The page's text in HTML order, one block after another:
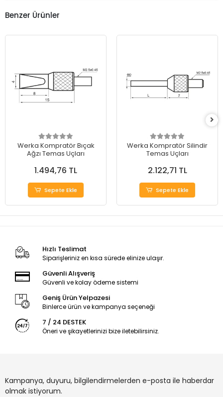
Benzer Ürünler
Werka Kompratör Bıçak
Ağzı Temas Uçları
1.494,76 TL
Sepete Ekle
Werka Kompratör Silindir
Temas Uçları
2.122,71 TL
Sepete Ekle
Hızlı Teslimat
Siparişleriniz en kısa sürede elinize ulaşır.
Güvenli Alışveriş
Güvenli ve kolay ödeme sistemi
Geniş Ürün Yelpazesi
Binlerce ürün ve kampanya seçeneği
7 / 24 DESTEK
Öneri ve şikayetlerinizi bize iletebilirsiniz.
Kampanya, duyuru, bilgilendirmelerden e-posta ile haberdar
olmak istiyorum.